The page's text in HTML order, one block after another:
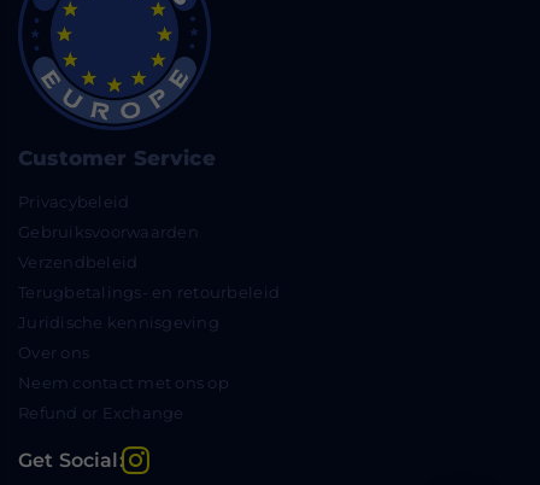
Customer Service
Privacybeleid
Gebruiksvoorwaarden
Verzendbeleid
Terugbetalings- en retourbeleid
Juridische kennisgeving
Over ons
Neem contact met ons op
Refund or Exchange
Get Social: Instagram